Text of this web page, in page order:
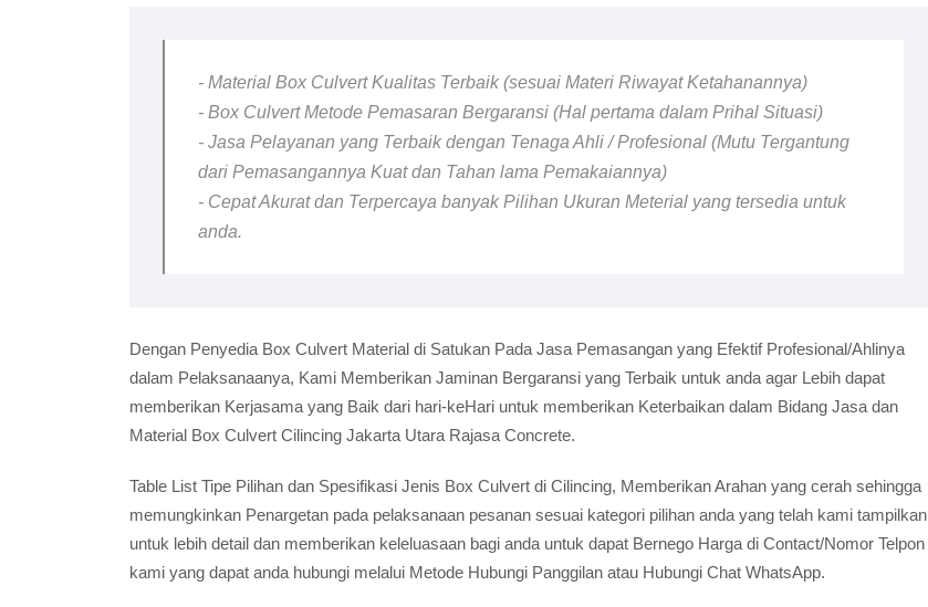
- Material Box Culvert Kualitas Terbaik (sesuai Materi Riwayat Ketahanannya)
- Box Culvert Metode Pemasaran Bergaransi (Hal pertama dalam Prihal Situasi)
- Jasa Pelayanan yang Terbaik dengan Tenaga Ahli / Profesional (Mutu Tergantung
dari Pemasangannya Kuat dan Tahan lama Pemakaiannya)
- Cepat Akurat dan Terpercaya banyak Pilihan Ukuran Meterial yang tersedia untuk
anda.
Dengan Penyedia Box Culvert Material di Satukan Pada Jasa Pemasangan yang Efektif Profesional/Ahlinya
dalam Pelaksanaanya, Kami Memberikan Jaminan Bergaransi yang Terbaik untuk anda agar Lebih dapat
memberikan Kerjasama yang Baik dari hari-keHari untuk memberikan Keterbaikan dalam Bidang Jasa dan
Material Box Culvert Cilincing Jakarta Utara Rajasa Concrete.
Table List Tipe Pilihan dan Spesifikasi Jenis Box Culvert di Cilincing, Memberikan Arahan yang cerah sehingga
memungkinkan Penargetan pada pelaksanaan pesanan sesuai kategori pilihan anda yang telah kami tampilkan
untuk lebih detail dan memberikan keleluasaan bagi anda untuk dapat Bernego Harga di Contact/Nomor Telpon
kami yang dapat anda hubungi melalui Metode Hubungi Panggilan atau Hubungi Chat WhatsApp.